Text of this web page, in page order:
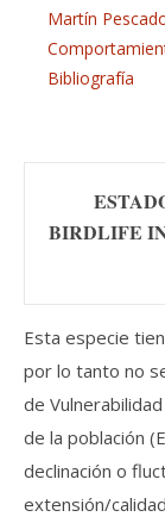
Martín
Bibliografía
BIRDLIFE
Esta especie
por lo tanto no
de
de la población
declinación o
extensión/